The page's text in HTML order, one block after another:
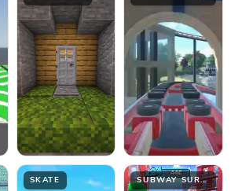
SKATE SUBWAY SURFER